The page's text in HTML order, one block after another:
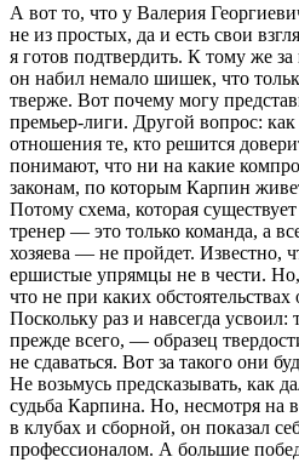
А вот то, что у Валерия
не из простых, да и есть свои
я готов подтвердить. К тому же
он набил немало шишек, что
тверже. Вот почему могу
премьер-лиги. Другой вопрос:
отношения те, кто решится
понимают, что ни на какие
законам, по которым Карпин
Потому схема, которая
тренер — это только команда, а
хозяева — не пройдет. Известно,
ершистые упрямцы не в чести. Но,
что не при каких обстоятельствах
Поскольку раз и навсегда усвоил:
прежде всего, — образец
не сдаваться. Вот за такого они
Не возьмусь предсказывать, как
судьба Карпина. Но, несмотря на
в клубах и сборной, он показал
профессионалом. А большие